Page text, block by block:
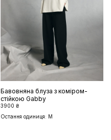
Бавовняна блуза з коміром-
стійкою Gabby
3900 ₴
Остання одиниця: M